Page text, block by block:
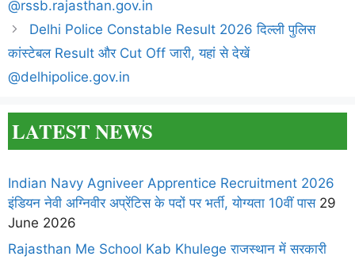
@rssb.rajasthan.gov.in
Delhi Police Constable Result 2026 दिल्ली पुलिस
कांस्टेबल Result और Cut Off जारी, यहां से देखें
@delhipolice.gov.in
LATEST NEWS
Indian Navy Agniveer Apprentice Recruitment 2026
इंडियन नेवी अग्निवीर अप्रेंटिस के पदों पर भर्ती, योग्यता 10वीं पास29
June 2026
Rajasthan Me School Kab Khulege राजस्थान में सरकारी